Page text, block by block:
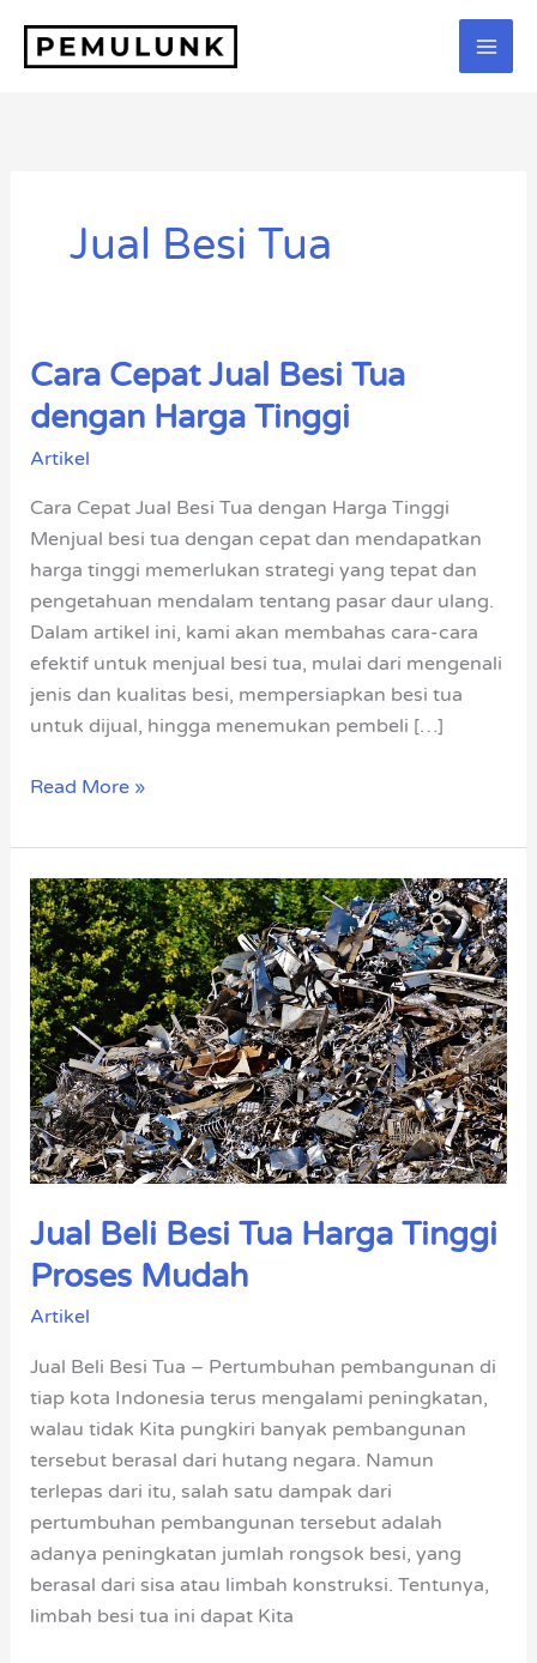
Jual Besi Tua
Cara Cepat Jual Besi Tua
dengan Harga Tinggi
Artikel
Cara Cepat Jual Besi Tua dengan Harga Tinggi
Menjual besi tua dengan cepat dan mendapatkan
harga tinggi memerlukan strategi yang tepat dan
pengetahuan mendalam tentang pasar daur ulang.
Dalam artikel ini, kami akan membahas cara-cara
efektif untuk menjual besi tua, mulai dari mengenali
jenis dan kualitas besi, mempersiapkan besi tua
untuk dijual, hingga menemukan pembeli […]
Cara
Cepat
Jual
Besi
Harga
Tinggi
Read More »
Jual Beli Besi Tua Harga Tinggi
Proses Mudah
Artikel
Jual Beli Besi Tua – Pertumbuhan pembangunan di
tiap kota Indonesia terus mengalami peningkatan,
walau tidak Kita pungkiri banyak pembangunan
tersebut berasal dari hutang negara. Namun
terlepas dari itu, salah satu dampak dari
pertumbuhan pembangunan tersebut adalah
adanya peningkatan jumlah rongsok besi, yang
berasal dari sisa atau limbah konstruksi. Tentunya,
limbah besi tua ini dapat Kita
Jual
Beli
Besi
Tua
Harga
Tinggi
Proses
Mudah